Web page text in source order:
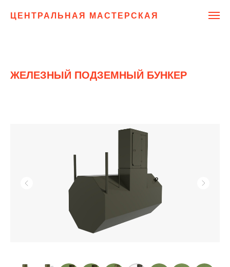
ЦЕНТРАЛЬНАЯ МАСТЕРСКАЯ
ЖЕЛЕЗНЫЙ ПОДЗЕМНЫЙ БУНКЕР